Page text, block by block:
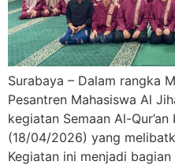
Surabaya – Dalam rangka
Pesantren Mahasiswa Al
kegiatan Semaan Al-
(18/04/2026) yang
Kegiatan ini menjadi